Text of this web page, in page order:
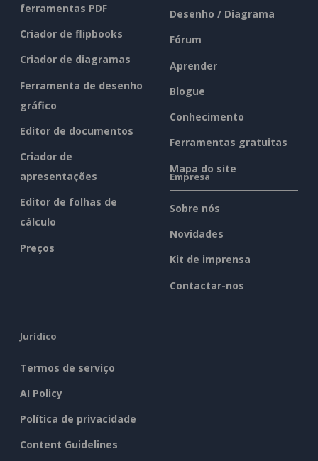
ferramentas PDF
Criador de flipbooks
Criador de diagramas
Ferramenta de desenho
gráfico
Editor de documentos
Criador de
apresentações
Editor de folhas de
cálculo
Preços
Desenho / Diagrama
Fórum
Aprender
Blogue
Conhecimento
Ferramentas gratuitas
Mapa do site
Empresa
Sobre nós
Novidades
Kit de imprensa
Contactar-nos
Jurídico
Termos de serviço
AI Policy
Política de privacidade
Content Guidelines